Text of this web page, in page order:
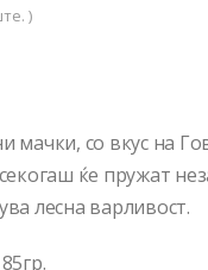
)
мачки, со вкус на
ќе пружат
лесна варливост.